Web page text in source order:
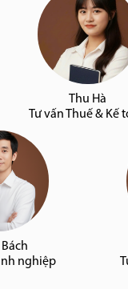
Thu Hà
Tư vấn Thuế & Kế
nghiệp